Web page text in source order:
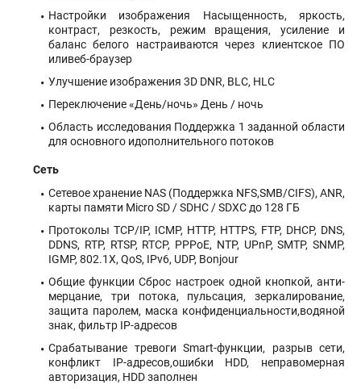
Настройки изображения Насыщенность, яркость,
контраст, резкость, режим вращения, усиление и
баланс белого настраиваются через клиентское ПО
иливеб-браузер
Улучшение изображения 3D DNR, BLC, HLC
Переключение «День/ночь» День / ночь
Область исследования Поддержка 1 заданной области
для основного идополнительного потоков
Сеть
Сетевое хранение NAS (Поддержка NFS,SMB/CIFS), ANR,
карты памяти Micro SD / SDHC / SDXC до 128 ГБ
Протоколы TCP/IP, ICMP, HTTP, HTTPS, FTP, DHCP, DNS,
DDNS, RTP, RTSP, RTCP, PPPoE, NTP, UPnP, SMTP, SNMP,
IGMP, 802.1X, QoS, IPv6, UDP, Bonjour
Общие функции Сброс настроек одной кнопкой, анти-
мерцание, три потока, пульсация, зеркалирование,
защита паролем, маска конфиденциальности,водяной
знак, фильтр IP-адресов
Срабатывание тревоги Smart-функции, разрыв сети,
конфликт IP-адресов,ошибки HDD, неправомерная
авторизация, HDD заполнен